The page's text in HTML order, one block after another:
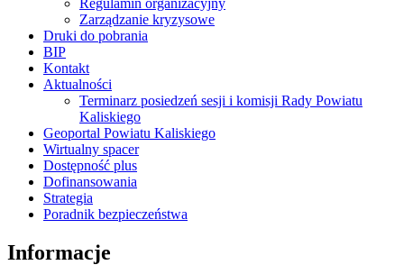
Regulamin organizacyjny
Zarządzanie kryzysowe
Druki do pobrania
BIP
Kontakt
Aktualności
Terminarz posiedzeń sesji i komisji Rady Powiatu
Kaliskiego
Geoportal Powiatu Kaliskiego
Wirtualny spacer
Dostępność plus
Dofinansowania
Strategia
Poradnik bezpieczeństwa
Informacje